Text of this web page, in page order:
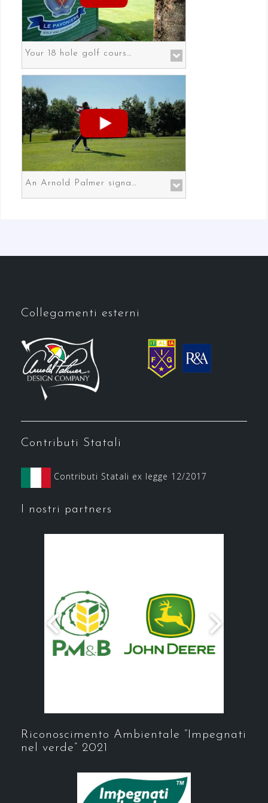
Your 18 hole golf course in Prato the gateway to Florence
An Arnold Palmer signature course in Prato the gateway to Florence
Collegamenti esterni
Contributi Statali
Contributi Statali ex legge 12/2017
I nostri partners
Riconoscimento Ambientale “Impegnati
nel verde” 2021